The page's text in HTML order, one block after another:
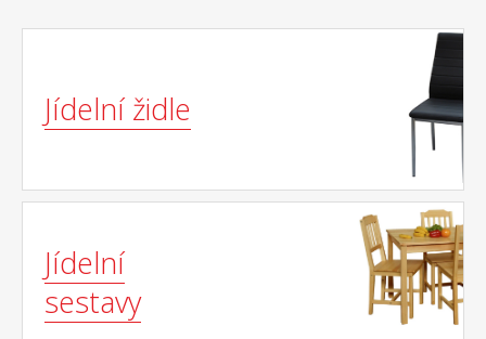
Jídelní židle
Jídelní
sestavy